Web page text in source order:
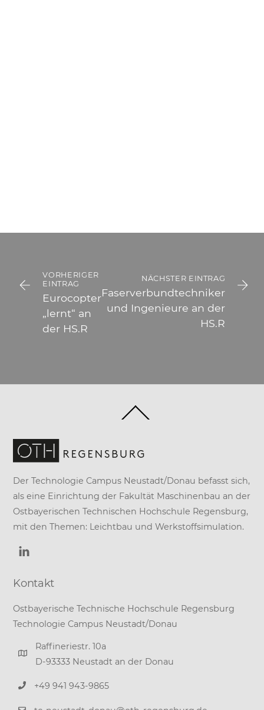
VORHERIGER
EINTRAG
Eurocopter
„lernt“ an
der HS.R
NÄCHSTER EINTRAG
Faserverbundtechniker
und Ingenieure an der
HS.R
To
Der Technologie Campus Neustadt/Donau befasst sich,
als eine Einrichtung der Fakultät Maschinenbau an der
Ostbayerischen Technischen Hochschule Regensburg,
mit den Themen: Leichtbau und Werkstoffsimulation.
Kontakt
Ostbayerische Technische Hochschule Regensburg
Technologie Campus Neustadt/Donau
Raffineriestr. 10a
D-93333 Neustadt an der Donau
+49 941 943-9865